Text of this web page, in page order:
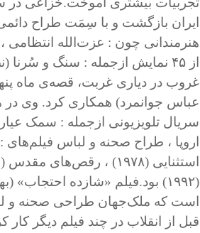
ایران بازگشت و با سِمَت طراح دائمی
هنرمندانی چون : عزت‌الله
از ۴۵ نمایش ازجمله : سنگ و
غروب در دیاری غربت، قصه‌ی ماه
عباس جوانمرد) همکاری کرد. وی در
(۱۹۹۲) بود.
است که ملک‌جهان طراحی صحنه و
قبل از انقلاب در چند فیلم دیگر کار